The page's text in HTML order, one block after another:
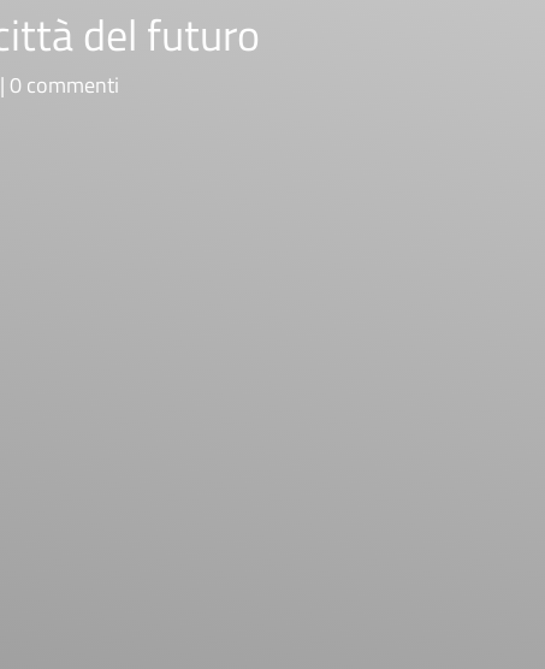
del futuro
0 commenti